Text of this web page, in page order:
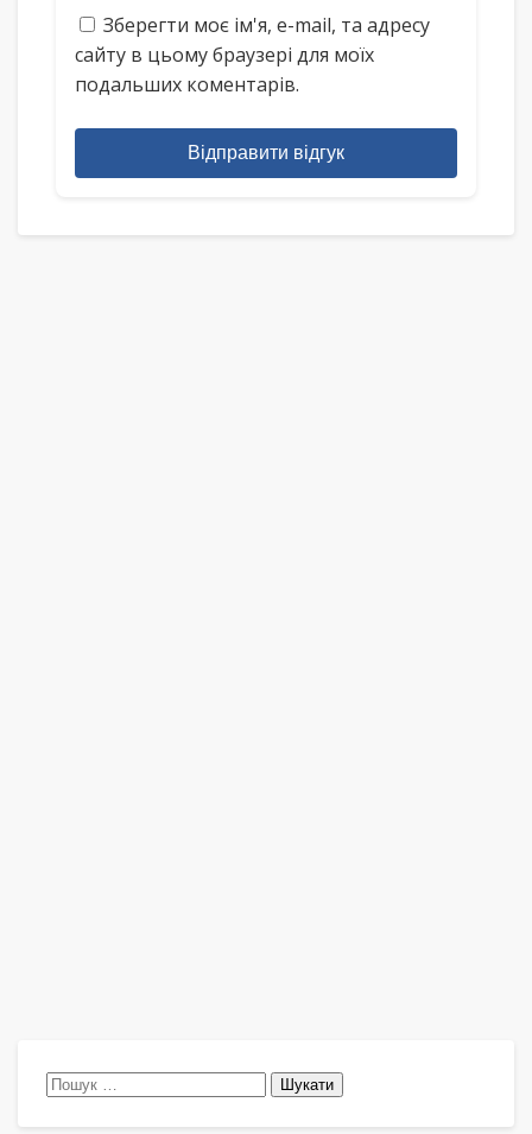
Зберегти моє ім'я, e-mail, та адресу
сайту в цьому браузері для моїх
подальших коментарів.
Відправити відгук
Пошук: